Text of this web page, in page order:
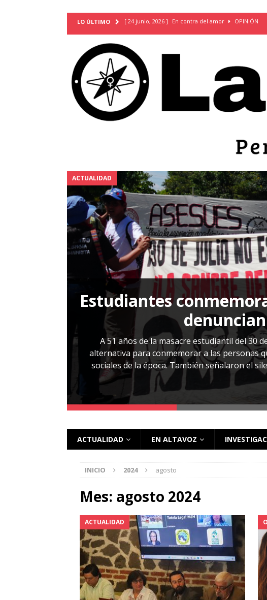
LO ÚLTIMO [ 24 junio, 2026 ] En contra del amor OPINIÓN
TERRITORIO
[ 21 febrero, 2026 ] Cuando la prevención de
INVESTIGACIONES
[ 31 julio, 2026 ] Estudiantes conmemoran el 51
Piden mantener la libertad
[ 28 julio, 2026 ] ARENA y FMLN apuestan por
ACTUALIDAD
[ 24 julio, 2026 ] A María Hildaura le falló el Estado
[ 28 julio, 2026 ] Más allá de los casos: cómo
ACTUALIDAD
Estudiantes
A 51 años de la masacre estudiantil del 30
alternativa para conmemorar a las personas
sociales de la época. También señalaron el
ACTUALIDAD EN ALTAVOZ
INICIO 2024 agosto
Mes: agosto 2024
ACTUALIDAD